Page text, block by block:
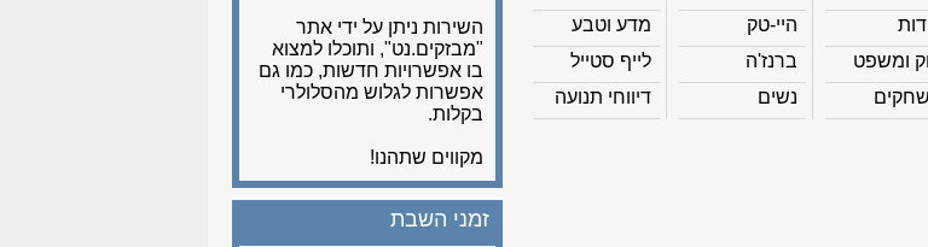
ומשפט
היי-טק
ברנז'ה
נשים
מדע וטבע
לייף סטייל
דיווחי תנועה
השירות ניתן על ידי אתר
"מבזקים.נט", ותוכלו למצוא
בו אפשרויות חדשות, כמו גם
אפשרות לגלוש מהסלולרי
בקלות.
מקווים שתהנו!
זמני השבת